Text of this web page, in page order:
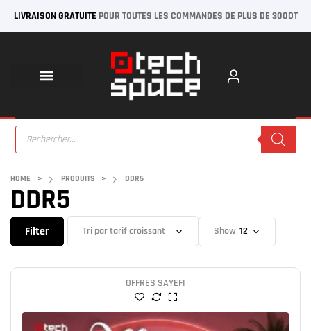
LIVRAISON GRATUITE POUR TOUTES LES COMMANDES DE PLUS DE 300DT
HOME > PRODUITS > DDR5
DDR5
Filter Show
OFFRES SAYEFI